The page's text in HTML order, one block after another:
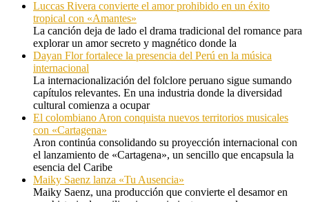
Luccas Rivera convierte el amor prohibido en un éxito
tropical con «Amantes»
La canción deja de lado el drama tradicional del romance para
explorar un amor secreto y magnético donde la
Dayan Flor fortalece la presencia del Perú en la música
internacional
La internacionalización del folclore peruano sigue sumando
capítulos relevantes. En una industria donde la diversidad
cultural comienza a ocupar
El colombiano Aron conquista nuevos territorios musicales
con «Cartagena»
Aron continúa consolidando su proyección internacional con
el lanzamiento de «Cartagena», un sencillo que encapsula la
esencia del Caribe
Maiky Saenz lanza «Tu Ausencia»
Maiky Saenz, una producción que convierte el desamor en